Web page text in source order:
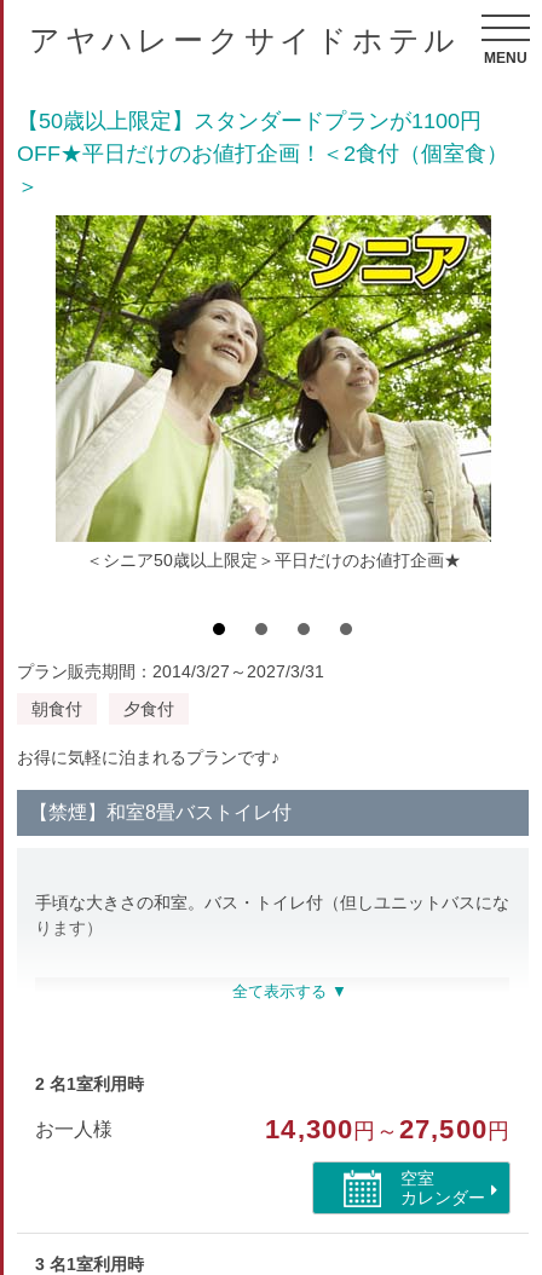
アヤハレークサイドホテル
MENU
【50歳以上限定】スタンダードプランが1100円
OFF★平日だけのお値打企画！＜2食付（個室食）
＞
＜シニア50歳以上限定＞平日だけのお値打企画★
プラン販売期間：2014/3/27～2027/3/31
朝食付
夕食付
お得に気軽に泊まれるプランです♪
【禁煙】和室8畳バストイレ付
手頃な大きさの和室。バス・トイレ付（但しユニットバスにな
ります）
部屋特徴
バス/トイレ/禁煙/洗浄機付トイレ
2 名1室利用時
お一人様 14,300 円～27,500 円
空室
カレンダー
3 名1室利用時